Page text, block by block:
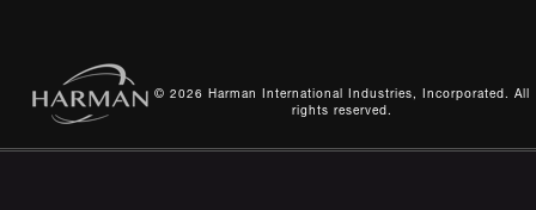
© 2026 Harman International Industries, Incorporated. All
rights reserved.